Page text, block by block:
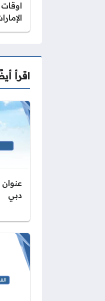
الإمارات
اقرأ
دبي